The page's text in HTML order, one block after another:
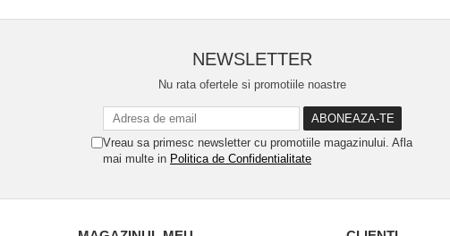
NEWSLETTER
Nu rata ofertele si promotiile noastre
Vreau sa primesc newsletter cu promotiile magazinului. Afla
mai multe in Politica de Confidentialitate